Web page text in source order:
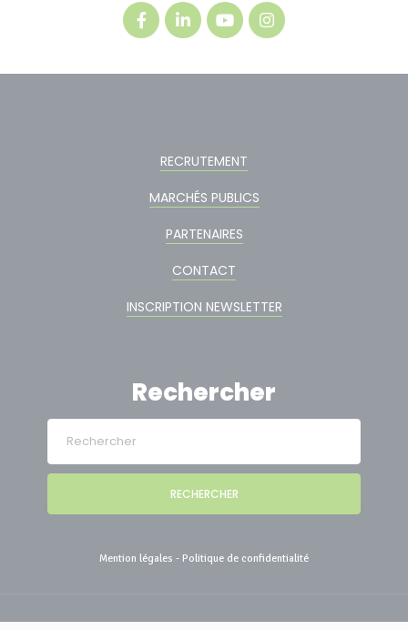
RECRUTEMENT
MARCHÉS PUBLICS
PARTENAIRES
CONTACT
INSCRIPTION NEWSLETTER
Rechercher
RECHERCHER
Mention légales - Politique de confidentialité